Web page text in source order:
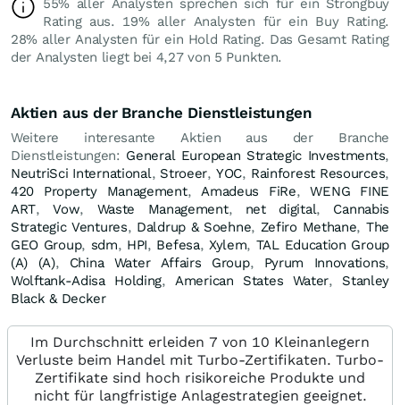
55% aller Analysten sprechen sich für ein Strongbuy
Rating aus. 19% aller Analysten für ein Buy Rating.
28% aller Analysten für ein Hold Rating. Das Gesamt Rating
der Analysten liegt bei 4,27 von 5 Punkten.
Aktien aus der Branche Dienstleistungen
Weitere interesante Aktien aus der Branche
Dienstleistungen: General European Strategic Investments,
NeutriSci International, Stroeer, YOC, Rainforest Resources,
420 Property Management,Amadeus FiRe,WENG FINE
ART,Vow, Waste Management, net digital, Cannabis
Strategic Ventures, Daldrup & Soehne, Zefiro Methane, The
GEO Group, sdm, HPI, Befesa, Xylem, TAL Education Group
(A) (A), China Water Affairs Group, Pyrum Innovations,
Wolftank-Adisa Holding,American States Water, Stanley
Black & Decker
Im Durchschnitt erleiden 7 von 10 Kleinanlegern
Verluste beim Handel mit Turbo-Zertifikaten. Turbo-
Zertifikate sind hoch risikoreiche Produkte und
nicht für langfristige Anlagestrategien geeignet.